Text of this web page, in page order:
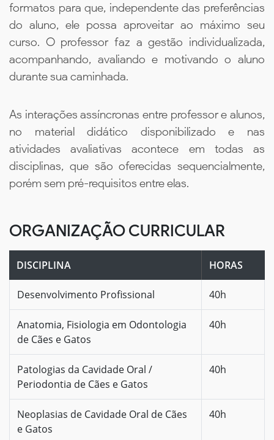
formatos para que, independente das preferências
do aluno, ele possa aproveitar ao máximo seu
curso. O professor faz a gestão individualizada,
acompanhando, avaliando e motivando o aluno
durante sua caminhada.
As interações assíncronas entre professor e alunos,
no material didático disponibilizado e nas
atividades avaliativas acontece em todas as
disciplinas, que são oferecidas sequencialmente,
porém sem pré-requisitos entre elas.
ORGANIZAÇÃO CURRICULAR
DISCIPLINA HORAS
Desenvolvimento Profissional 40h
Anatomia, Fisiologia em Odontologia
de Cães e Gatos
40h
Patologias da Cavidade Oral /
Periodontia de Cães e Gatos
40h
Neoplasias de Cavidade Oral de Cães
e Gatos
40h